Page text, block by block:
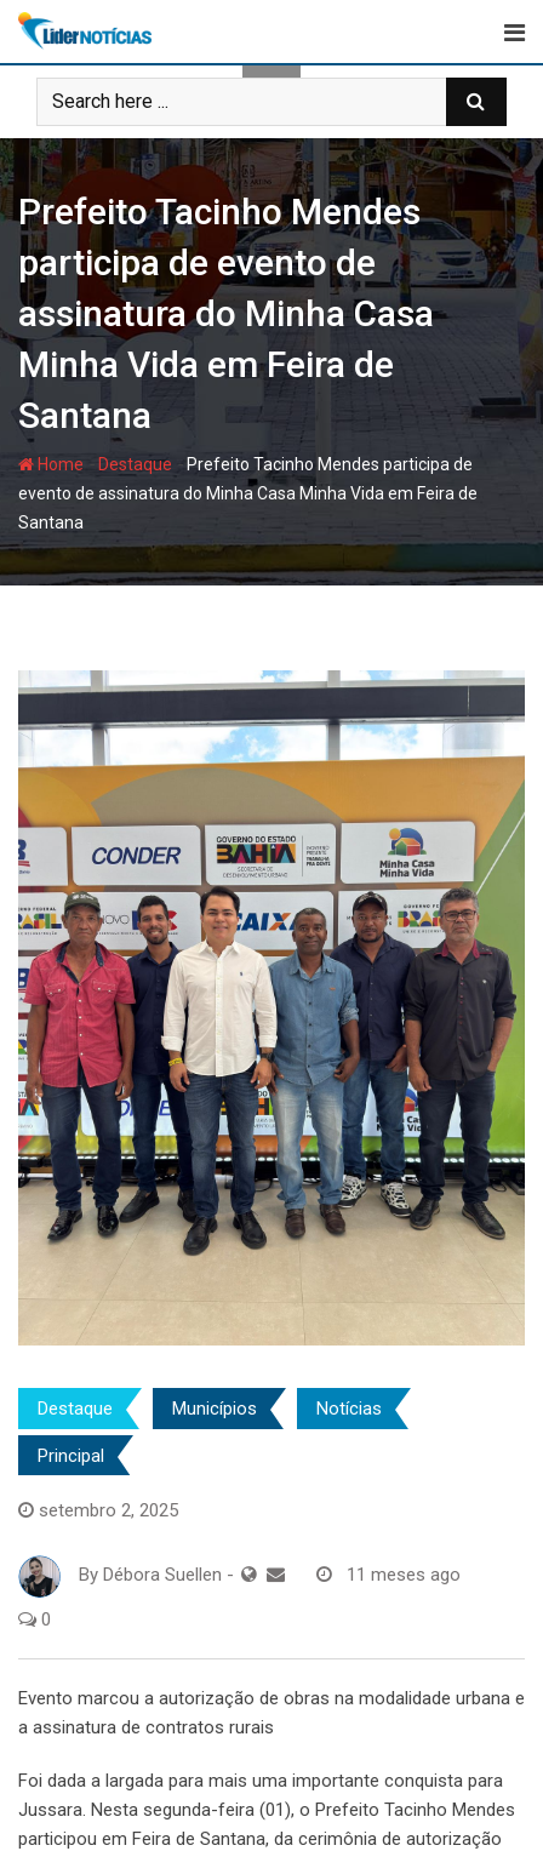
Skip
content
Prefeito Tacinho Mendes
participa de evento de
assinatura do Minha Casa
Minha Vida em Feira de
Santana
Home - Destaque - Prefeito Tacinho Mendes participa de
evento de assinatura do Minha Casa Minha Vida em Feira de
Santana
Destaque Municípios Notícias
Principal
setembro 2, 2025
By Débora Suellen - 11 meses ago
0
Evento marcou a autorização de obras na modalidade urbana e
a assinatura de contratos rurais
Foi dada a largada para mais uma importante conquista para
Jussara. Nesta segunda-feira (01), o Prefeito Tacinho Mendes
participou em Feira de Santana, da cerimônia de autorização